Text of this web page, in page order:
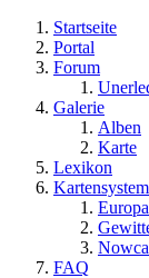
Startseite
Portal
Forum
Galerie
Alben
Karte
Lexikon
FAQ